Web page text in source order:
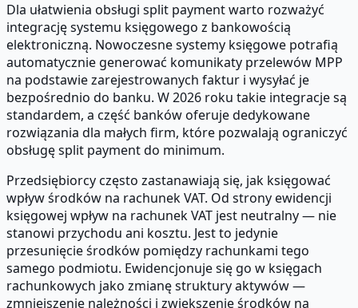
Dla ułatwienia obsługi split payment warto rozważyć
integrację systemu księgowego z bankowością
elektroniczną. Nowoczesne systemy księgowe potrafią
automatycznie generować komunikaty przelewów MPP
na podstawie zarejestrowanych faktur i wysyłać je
bezpośrednio do banku. W 2026 roku takie integracje są
standardem, a część banków oferuje dedykowane
rozwiązania dla małych firm, które pozwalają ograniczyć
obsługę split payment do minimum.
Przedsiębiorcy często zastanawiają się, jak księgować
wpływ środków na rachunek VAT. Od strony ewidencji
księgowej wpływ na rachunek VAT jest neutralny — nie
stanowi przychodu ani kosztu. Jest to jedynie
przesunięcie środków pomiędzy rachunkami tego
samego podmiotu. Ewidencjonuje się go w księgach
rachunkowych jako zmianę struktury aktywów —
zmniejszenie należności i zwiększenie środków na